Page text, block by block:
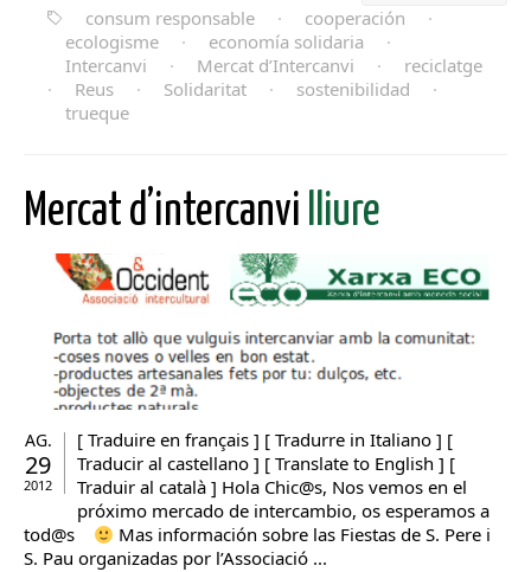
consum responsable
· cooperación
·
ecologisme
· economía solidaria
·
Intercanvi
· Mercat d’Intercanvi ·
reciclatge
·
Reus · Solidaritat · sostenibilidad
·
trueque
Mercat d’intercanvi lliure
AG.
29
2012
[ Traduire en français ] [ Tradurre in Italiano ] [
Traducir al castellano ] [ Translate to English ] [
Traduir al català ] Hola Chic@s, Nos vemos en el
próximo mercado de intercambio, os esperamos a
tod@s
Mas información sobre las Fiestas de S. Pere i
S. Pau organizadas por l’Associació ...